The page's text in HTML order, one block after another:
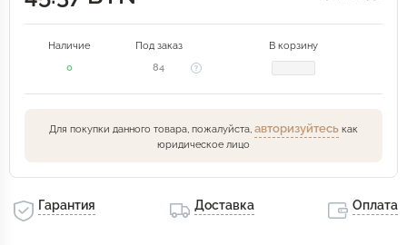
Наличие Под заказ
В корзину
0
84
Для покупки данного товара, пожалуйста, авторизуйтесь как
юридическое лицо
Гарантия Доставка Оплата